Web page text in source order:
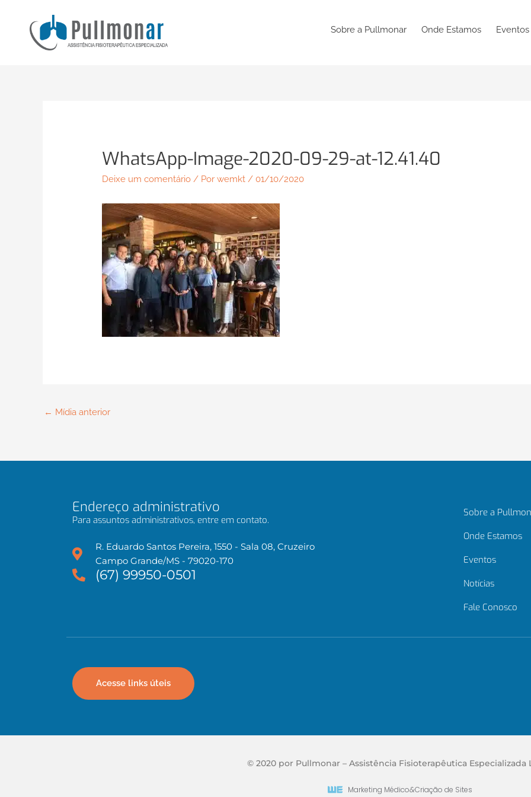
conteúdo
Sobre a Pullmonar Onde Estamos Eventos
WhatsApp-Image-2020-09-29-at-12.41.40
Deixe um comentário / Porwemkt/01/10/2020
← Mídia anterior
Endereço administrativo
Para assuntos administrativos, entre em contato.
R. Eduardo Santos Pereira, 1550 - Sala 08, Cruzeiro
Campo Grande/MS - 79020-170
(67) 99950-0501
Sobre a
Onde Estamos
Eventos
Notícias
Fale Conosco
Acesse links úteis
© 2020 por Pullmonar – Assistência Fisioterapêutica Especializada
Marketing Médico&Criação de Sites